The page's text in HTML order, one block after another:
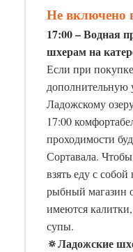
Не включено
17:00 – Водная
шхерам на
Если при
дополнительную
Ладожскому
17:00
проходимости
Сортавала.
взять еду с
рыбный магазин
имеются
супы.
🔅Ладожские